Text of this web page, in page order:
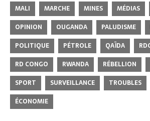
MALI
MARCHE MINES MÉDIAS
OPINION
OUGANDA PALUDISME
POLITIQUE
PÉTROLE QAÏDA
RD CONGO
RWANDA RÉBELLION
SPORT
SURVEILLANCE TROUBLES
ÉCONOMIE